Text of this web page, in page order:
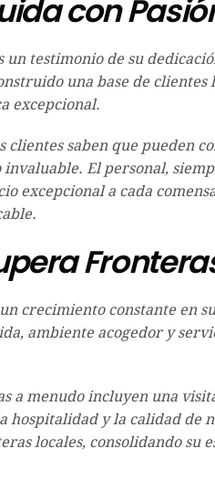
con
testimonio de su
una base de clientes
excepcional.
clientes saben que pueden
invaluable. El personal,
excepcional a cada
crecimiento constante en
ambiente acogedor y
a menudo incluyen una
hospitalidad y la calidad de
locales, consolidando su